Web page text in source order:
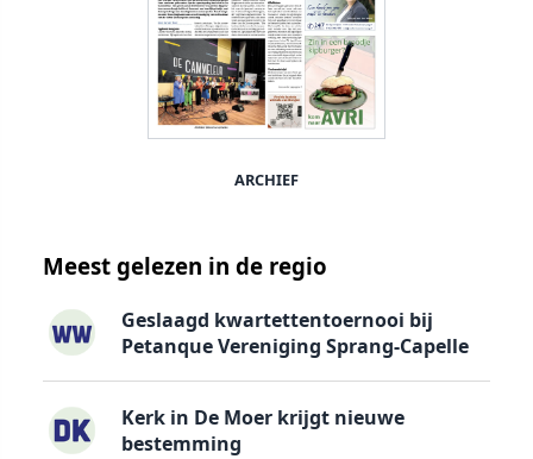
ARCHIEF
Meest gelezen in de regio
Geslaagd kwartettentoernooi bij
Petanque Vereniging Sprang-Capelle
Kerk in De Moer krijgt nieuwe
bestemming